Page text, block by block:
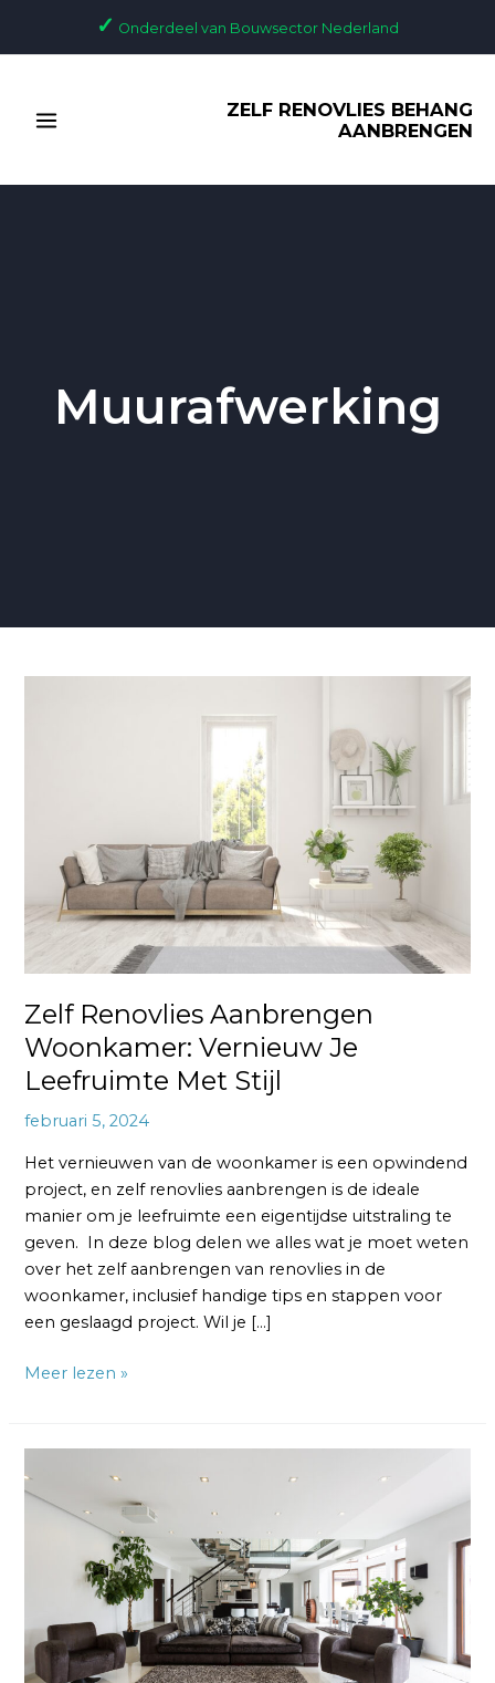
✓ Onderdeel van Bouwsector Nederland
MENU
ZELF RENOVLIES BEHANG
AANBRENGEN
Muurafwerking
Zelf Renovlies Aanbrengen
Woonkamer: Vernieuw Je
Leefruimte Met Stijl
februari 5, 2024
Het vernieuwen van de woonkamer is een opwindend
project, en zelf renovlies aanbrengen is de ideale
manier om je leefruimte een eigentijdse uitstraling te
geven. In deze blog delen we alles wat je moet weten
over het zelf aanbrengen van renovlies in de
woonkamer, inclusief handige tips en stappen voor
een geslaagd project. Wil je […]
Leefruimte
Stijl
Meer lezen »
Renovlies
Aanbrengen
Duurzame
Muurbescherming